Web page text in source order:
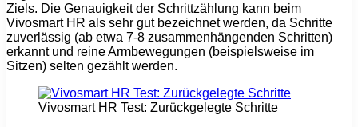
Ziels. Die Genauigkeit der Schrittzählung kann beim
Vivosmart HR als sehr gut bezeichnet werden, da Schritte
zuverlässig (ab etwa 7-8 zusammenhängenden Schritten)
erkannt und reine Armbewegungen (beispielsweise im
Sitzen) selten gezählt werden.
Vivosmart HR Test: Zurückgelegte Schritte